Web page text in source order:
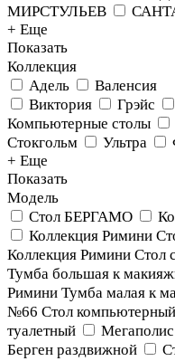
МИРСТУЛЬЕВ
+ Еще
Показать
Коллекция
Адель
Валенсия
Виктория
Грэйс
Компьютерные столы
Стокгольм
Ультра
+ Еще
Показать
Модель
Cтол БЕРГАМО
Коллекция Римини
Коллекция Римини Стол
Тумба большая к
Римини Тумба малая к
№66 Стол компьютерный
туалетный
Берген раздвижной